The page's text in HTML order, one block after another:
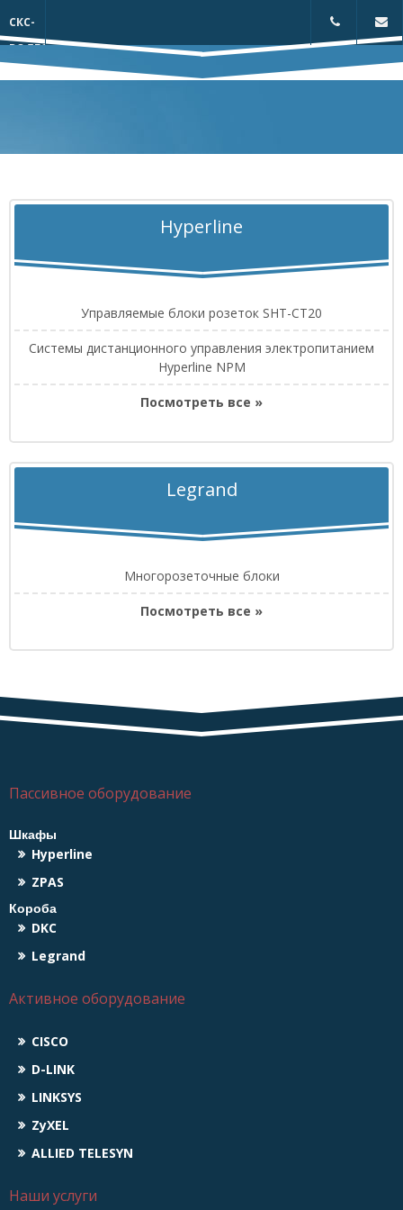
СКС-
ВОЛГОГРАД
Телефон:
Hyperline
Управляемые блоки розеток SHT-CT20
Системы дистанционного управления электропитанием
Hyperline NPM
Посмотреть все »
Legrand
Многорозеточные блоки
Посмотреть все »
Пассивное оборудование
Шкафы
Hyperline
ZPAS
Короба
DKC
Legrand
Активное оборудование
CISCO
D-LINK
LINKSYS
ZyXEL
ALLIED TELESYN
Наши услуги